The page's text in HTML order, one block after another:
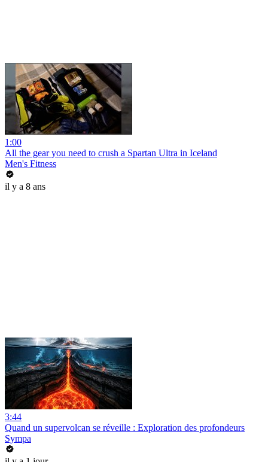
1:00
All the gear you need to crush a Spartan Ultra in Iceland
Men's Fitness
il y a 8 ans
3:44
Quand un supervolcan se réveille : Exploration des profondeurs
Sympa